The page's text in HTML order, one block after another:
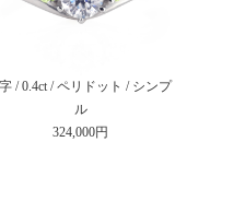
/ 0.4ct / ペリドット / シンプ
ル
324,000円